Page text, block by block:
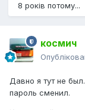
8 років потому...
космич
Давно я тут не
пароль сменил.